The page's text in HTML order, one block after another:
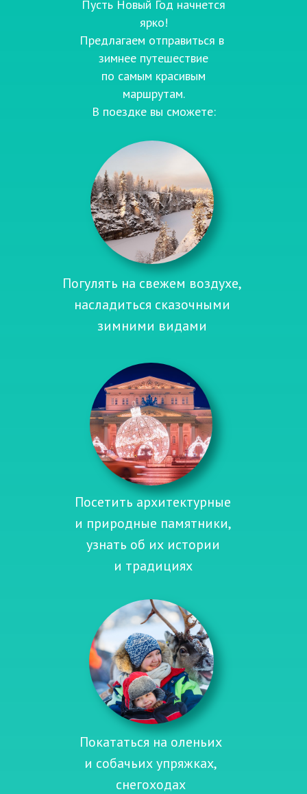
Пусть Новый Год начнется
ярко!
Предлагаем отправиться в
зимнее путешествие
по самым красивым
маршрутам.
В поездке вы сможете:
Погулять на свежем воздухе,
насладиться сказочными
зимними видами
Посетить архитектурные
и природные памятники,
узнать об их истории
и традициях
Покататься на оленьих
и собачьих упряжках,
снегоходах